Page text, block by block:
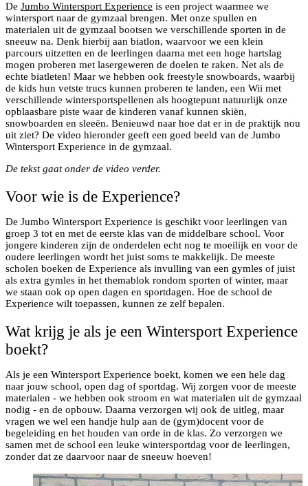
De Jumbo Wintersport Experience is een project waarmee we
wintersport naar de gymzaal brengen. Met onze spullen en
materialen uit de gymzaal bootsen we verschillende sporten in de
sneeuw na. Denk hierbij aan biatlon, waarvoor we een klein
parcours uitzetten en de leerlingen daarna met een hoge hartslag
mogen proberen met lasergeweren de doelen te raken. Net als de
echte biatleten! Maar we hebben ook freestyle snowboards, waarbij
de kids hun vetste trucs kunnen proberen te landen, een Wii met
verschillende wintersportspellenen als hoogtepunt natuurlijk onze
opblaasbare piste waar de kinderen vanaf kunnen skiën,
snowboarden en sleeën. Benieuwd naar hoe dat er in de praktijk nou
uit ziet? De video hieronder geeft een goed beeld van de Jumbo
Wintersport Experience in de gymzaal.
De tekst gaat onder de video verder.
Voor wie is de Experience?
De Jumbo Wintersport Experience is geschikt voor leerlingen van
groep 3 tot en met de eerste klas van de middelbare school. Voor
jongere kinderen zijn de onderdelen echt nog te moeilijk en voor de
oudere leerlingen wordt het juist soms te makkelijk. De meeste
scholen boeken de Experience als invulling van een gymles of juist
als extra gymles in het themablok rondom sporten of winter, maar
we staan ook op open dagen en sportdagen. Hoe de school de
Experience wilt toepassen, kunnen ze zelf bepalen.
Wat krijg je als je een Wintersport Experience
boekt?
Als je een Wintersport Experience boekt, komen we een hele dag
naar jouw school, open dag of sportdag. Wij zorgen voor de meeste
materialen - we hebben ook stroom en wat materialen uit de gymzaal
nodig - en de opbouw. Daarna verzorgen wij ook de uitleg, maar
vragen we wel een handje hulp aan de (gym)docent voor de
begeleiding en het houden van orde in de klas. Zo verzorgen we
samen met de school een leuke wintersportdag voor de leerlingen,
zonder dat ze daarvoor naar de sneeuw hoeven!